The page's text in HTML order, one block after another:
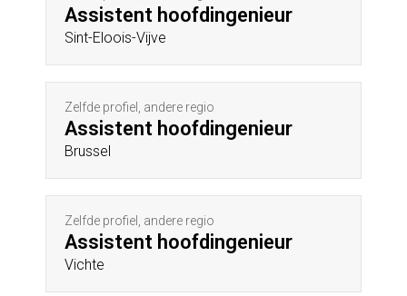
Assistent hoofdingenieur
Sint-Eloois-Vijve
Zelfde profiel, andere regio
Assistent hoofdingenieur
Brussel
Zelfde profiel, andere regio
Assistent hoofdingenieur
Vichte